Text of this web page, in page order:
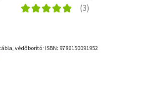
védőborító･ISBN: 9786150091952